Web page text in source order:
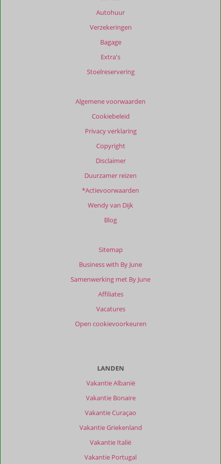
Autohuur
Verzekeringen
Bagage
Extra's
Stoelreservering
Algemene voorwaarden
Cookiebeleid
Privacy verklaring
Copyright
Disclaimer
Duurzamer reizen
*Actievoorwaarden
Wendy van Dijk
Blog
Sitemap
Business with By June
Samenwerking met By June
Affiliates
Vacatures
Open cookievoorkeuren
LANDEN
Vakantie Albanië
Vakantie Bonaire
Vakantie Curaçao
Vakantie Griekenland
Vakantie Italië
Vakantie Portugal